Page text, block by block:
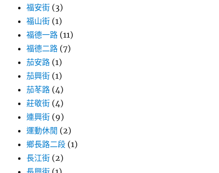
福安街 (3)
福山街 (1)
福德一路 (11)
福德二路 (7)
茄安路 (1)
茄興街 (1)
茄苳路 (4)
莊敬街 (4)
連興街 (9)
運動休閒 (2)
鄉長路二段 (1)
長江街 (2)